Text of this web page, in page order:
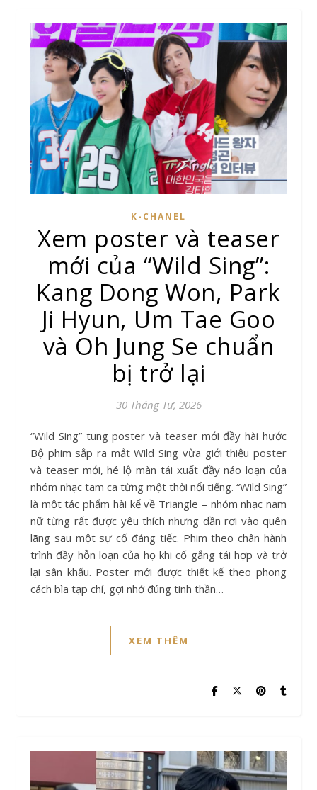
K-CHANEL
Xem poster và teaser
mới của “Wild Sing”:
Kang Dong Won, Park
Ji Hyun, Um Tae Goo
và Oh Jung Se chuẩn
bị trở lại
30 Tháng Tư, 2026
“Wild Sing” tung poster và teaser mới đầy hài hước
Bộ phim sắp ra mắt Wild Sing vừa giới thiệu poster
và teaser mới, hé lộ màn tái xuất đầy náo loạn của
nhóm nhạc tam ca từng một thời nổi tiếng. “Wild Sing”
là một tác phẩm hài kể về Triangle – nhóm nhạc nam
nữ từng rất được yêu thích nhưng dần rơi vào quên
lãng sau một sự cố đáng tiếc. Phim theo chân hành
trình đầy hỗn loạn của họ khi cố gắng tái hợp và trở
lại sân khấu. Poster mới được thiết kế theo phong
cách bìa tạp chí, gợi nhớ đúng tinh thần…
XEM THÊM